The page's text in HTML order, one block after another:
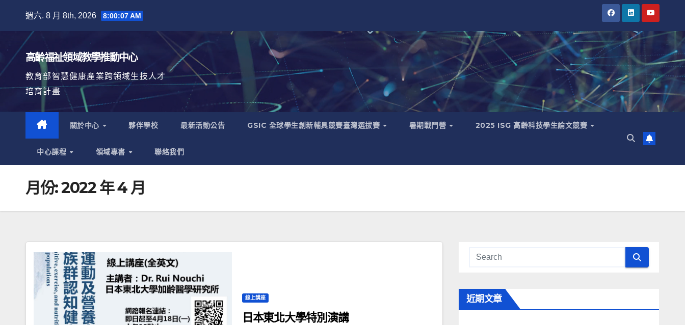
週六. 8 月 8th, 2026 8:00:08 AM
高齡福祉領域教學推動中心
教育部智慧健康產業跨領域生技人才
培育計畫
關於中心 夥伴學校 最新活動公告 GSIC 全球學生創新輔具競賽臺灣選拔賽 暑期戰鬥營 2025 ISG 高齡科技學生論文競賽
中心課程 領域專書 聯絡我們
月份:2022 年 4 月
線上講座
日本東北大學特別演講
近期文章